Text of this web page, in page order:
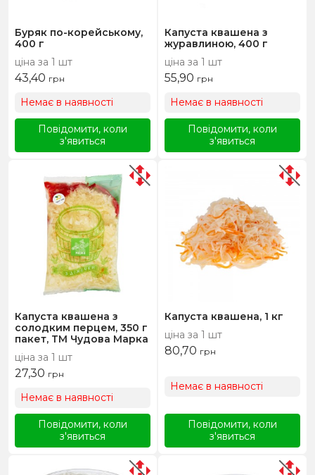
Буряк по-корейському,
400 г
ціна за 1 шт
43,40 грн
Немає в наявності
Повідомити, коли
з'явиться
Капуста квашена з
журавлиною, 400 г
ціна за 1 шт
55,90 грн
Немає в наявності
Повідомити, коли
з'явиться
Капуста квашена з
солодким перцем, 350 г
пакет, ТМ Чудова Марка
ціна за 1 шт
27,30 грн
Немає в наявності
Повідомити, коли
з'явиться
Капуста квашена, 1 кг
ціна за 1 шт
80,70 грн
Немає в наявності
Повідомити, коли
з'явиться